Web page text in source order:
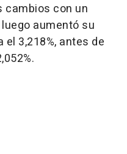
cambios con un
aumentó su
3,218%, antes de